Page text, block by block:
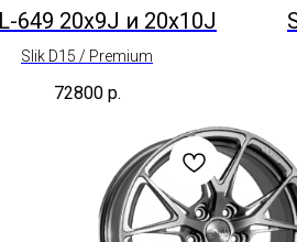
649 20x9J и 20x10J
Slik D15 / Premium
72800 р.